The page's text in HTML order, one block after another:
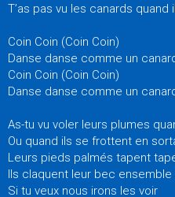
T’as pas vu les canards
Coin Coin (Coin Coin)
Danse danse comme un
Coin Coin (Coin Coin)
Danse danse comme un
As-tu vu voler leurs plumes
Ou quand ils se frottent en
Leurs pieds palmés tapent
Ils claquent leur bec ensemble
Si tu veux nous irons les voir